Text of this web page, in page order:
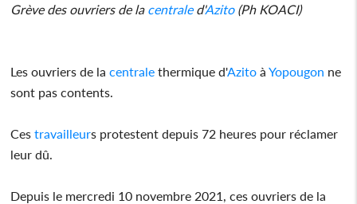
Grève des ouvriers de la centraled'Azito(Ph KOACI)
Les ouvriers de lacentrale thermique d'Azito àYopougon ne
sont pas contents.
Cestravailleurs protestent depuis 72 heures pour réclamer
leur dû.
Depuis le mercredi 10 novembre 2021, ces ouvriers de la